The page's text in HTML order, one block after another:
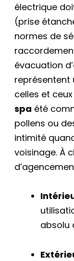
électrique
(prise
normes de
évacuation
représentent
celles et
spa été
pollens ou
intimité
voisinage. À
absolu